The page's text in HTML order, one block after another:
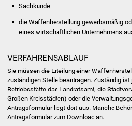
Sachkunde
die Waffenherstellung gewerbsmäßig
eines wirtschaftlichen Unternehmens
VERFAHRENSABLAUF
Sie müssen die Erteilung einer
zuständigen Stelle beantragen. Zuständig ist
Betriebsstätte das Landratsamt, die
Großen Kreisstädten) oder die
Antragsformular liegt dort aus. Manche
Antragsformular zum Download an.